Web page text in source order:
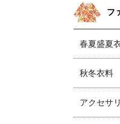
フ
春夏盛夏
秋冬衣料
アクセサ